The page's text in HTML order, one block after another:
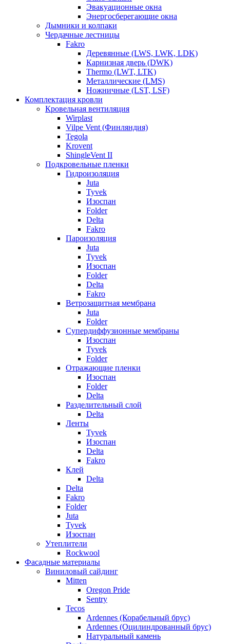
Эвакуационные окна
Энергосберегающие окна
Дымники и колпаки
Чердачные лестницы
Fakro
Деревянные (LWS, LWK, LDK)
Карнизная дверь (DWK)
Thermo (LWT, LTK)
Металлические (LMS)
Ножничные (LST, LSF)
Комплектация кровли
Кровельная вентиляция
Wirplast
Vilpe Vent (Финляндия)
Tegola
Krovent
ShingleVent II
Подкровельные пленки
Гидроизоляция
Juta
Tyvek
Изоспан
Folder
Delta
Fakro
Пароизоляция
Juta
Tyvek
Изоспан
Folder
Delta
Fakro
Ветрозащитная мембрана
Juta
Folder
Супердиффузионные мембраны
Изоспан
Tyvek
Folder
Отражающие пленки
Изоспан
Folder
Delta
Разделительный слой
Delta
Ленты
Tyvek
Изоспан
Delta
Fakro
Клей
Delta
Delta
Fakro
Folder
Juta
Tyvek
Изоспан
Утеплители
Rockwool
Фасадные материалы
Виниловый сайдинг
Mitten
Oregon Pride
Sentry
Tecos
Ardennes (Корабельный брус)
Ardennes (Оцилиндрованный брус)
Натуральный камень